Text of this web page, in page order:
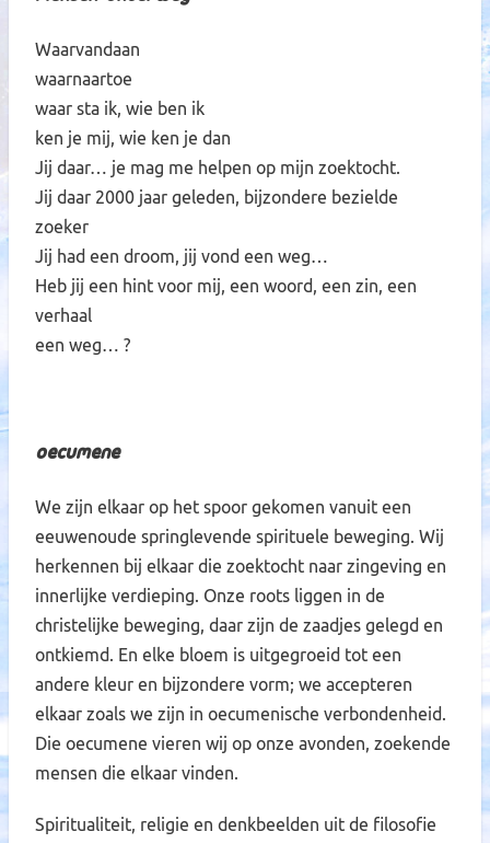
Waarvandaan
waarnaartoe
waar sta ik, wie ben ik
ken je mij, wie ken je dan
Jij daar… je mag me helpen op mijn zoektocht.
Jij daar 2000 jaar geleden, bijzondere bezielde
zoeker
Jij had een droom, jij vond een weg…
Heb jij een hint voor mij, een woord, een zin, een
verhaal
een weg… ?
Oecumene
We zijn elkaar op het spoor gekomen vanuit een
eeuwenoude springlevende spirituele beweging. Wij
herkennen bij elkaar die zoektocht naar zingeving en
innerlijke verdieping. Onze roots liggen in de
christelijke beweging, daar zijn de zaadjes gelegd en
ontkiemd. En elke bloem is uitgegroeid tot een
andere kleur en bijzondere vorm; we accepteren
elkaar zoals we zijn in oecumenische verbondenheid.
Die oecumene vieren wij op onze avonden, zoekende
mensen die elkaar vinden.
Spiritualiteit, religie en denkbeelden uit de filosofie